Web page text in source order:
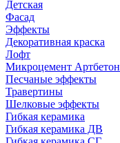
Детская
Фасад
Эффекты
Декоративная краска
Лофт
Микроцемент Артбетон
Песчаные эффекты
Травертины
Шелковые эффекты
Гибкая керамика
Гибкая керамика ДВ